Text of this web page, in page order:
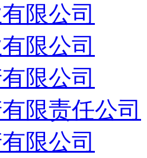
限公司
限公司
限公司
限责任公司
限公司